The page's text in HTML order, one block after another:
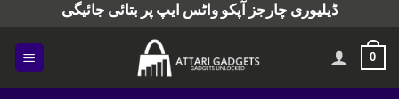
content
ڈیلیوری چارجز آپکو واٹس ایپ پر بتائی جائیگی
0